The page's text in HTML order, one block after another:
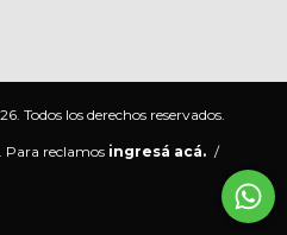
Todos los derechos reservados.
Para reclamos ingresá acá. /